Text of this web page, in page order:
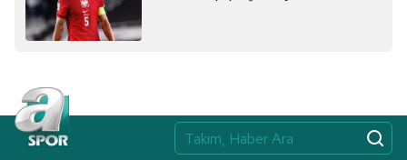
kullanılmaktadır. Diğer çerezler, sitemizin daha işlevsel
kılınması ve kişiselleştirilmesi ve sizlere yönelik
sınırlı olarak açık rızanız dahilinde kullanılacaktır.
Çerezlere ilişkin tercihlerinizi aşağıda yer alan panel
vasıtasıyla belirleyebilirsiniz. Çerezlere ilişkin detaylı bilgi